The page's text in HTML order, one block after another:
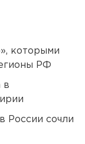
которыми
РФ
в
России сочли